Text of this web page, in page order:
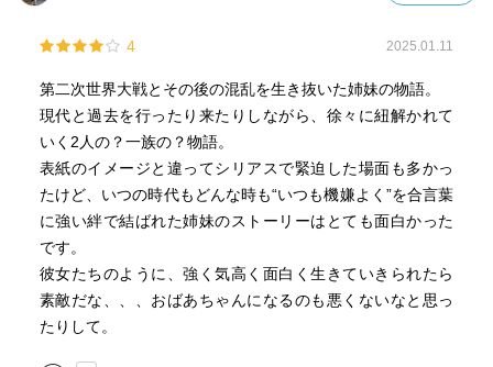
4 2025.01.11
第二次世界大戦とその後の混乱を生き抜いた姉妹の物語。
現代と過去を行ったり来たりしながら、徐々に紐解かれて
いく2人の？一族の？物語。
表紙のイメージと違ってシリアスで緊迫した場面も多かっ
たけど、いつの時代もどんな時も“いつも機嫌よく”を合言葉
に強い絆で結ばれた姉妹のストーリーはとても面白かった
です。
彼女たちのように、強く気高く面白く生きていきられたら
素敵だな、、、おばあちゃんになるのも悪くないなと思っ
たりして。